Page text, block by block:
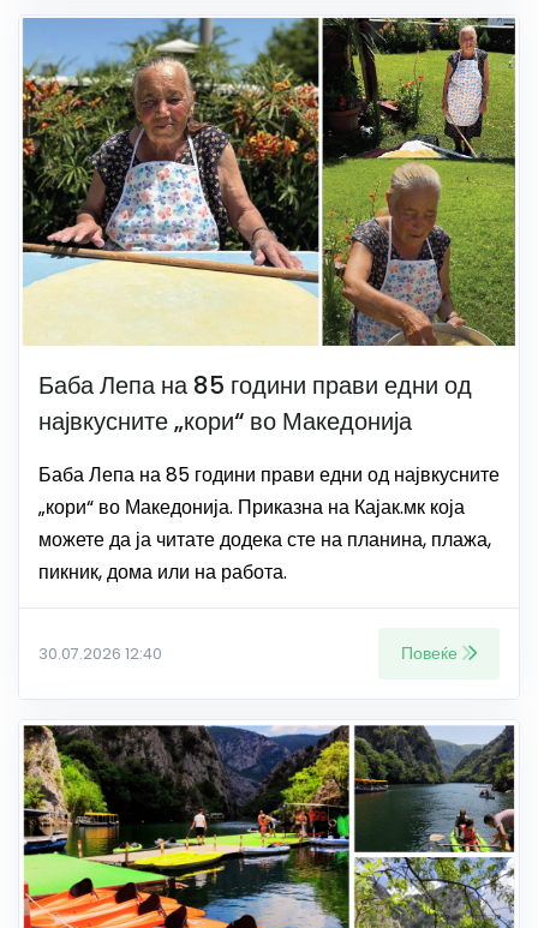
Баба Лепа на 85 години прави едни од
највкусните „кори“ во Македонија
Баба Лепа на 85 години прави едни од највкусните
„кори“ во Македонија. Приказна на Кајак.мк која
можете да ја читате додека сте на планина, плажа,
пикник, дома или на работа.
30.07.2026 12:40 Повеќе